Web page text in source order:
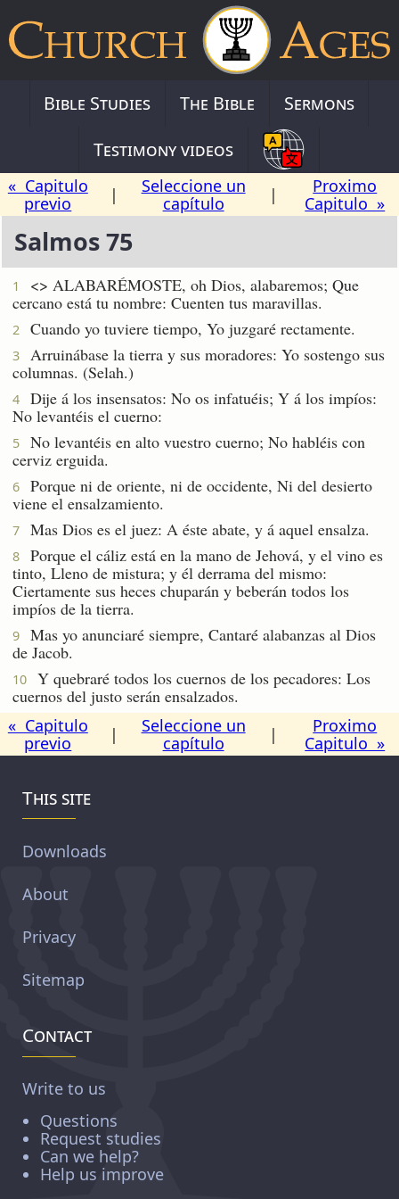
Bible Studies The Bible
Sermons
Testimony videos
« Capitulo
previo
|
Seleccione un
capítulo
|
Proximo
Capitulo »
Salmos 75
1 <> ALABARÉMOSTE, oh Dios, alabaremos; Que
cercano está tu nombre: Cuenten tus maravillas.
2 Cuando yo tuviere tiempo, Yo juzgaré rectamente.
3
Arruinábase la tierra y sus moradores: Yo sostengo sus
columnas. (Selah.)
4
Dije á los insensatos: No os infatuéis; Y á los impíos:
No levantéis el cuerno:
5
No levantéis en alto vuestro cuerno; No habléis con
cerviz erguida.
6
Porque ni de oriente, ni de occidente, Ni del desierto
viene el ensalzamiento.
7 Mas Dios es el juez: A éste abate, y á aquel ensalza.
8
Porque el cáliz está en la mano de Jehová, y el vino es
tinto, Lleno de mistura; y él derrama del mismo:
Ciertamente sus heces chuparán y beberán todos los
impíos de la tierra.
9
Mas yo anunciaré siempre, Cantaré alabanzas al Dios
de Jacob.
10
Y quebraré todos los cuernos de los pecadores: Los
cuernos del justo serán ensalzados.
« Capitulo
previo
|
Seleccione un
capítulo
|
Proximo
Capitulo »
This site
Downloads
About
Privacy
Sitemap
Contact
Write to us
Questions
Request studies
Can we help?
Help us improve